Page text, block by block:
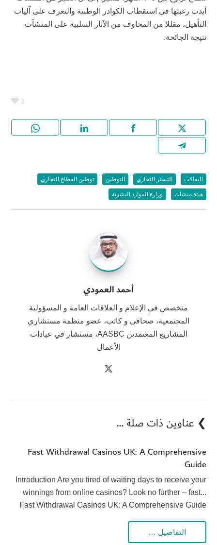
أبدت رغبتها في استقطاب الكوادر الوطنية والتعرف على آليات
التأهيل، مقللا من المخاوف من الآثار السلبية على المنشآت
نتيجة الجائحة.
2
البقالات التستر التجاري التوطين توطين القطاع التجاري
هيئة منشآت وزارة الموارد البشرية
أحمد العمودي
متخصص في الإعلام و العلاقات العامة و المسؤولية
المجتمعية، صحافي و كاتب، عضو منظمة مستشاري
المشاريع المعتمدين AASBC، مستشار في عيادات
الأعمال
❯ عناوين ذات صلة …
Fast Withdrawal Casinos UK: A Comprehensive
Guide
Introduction Are you tired of waiting days to receive your
winnings from online casinos? Look no further – fast...
Fast Withdrawal Casinos UK: A Comprehensive Guide
التفاصيل …